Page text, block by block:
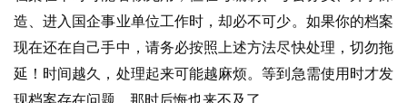
造、进入国企事业单位工作时，却必不可少。如果你的档案
现在还在自己手中，请务必按照上述方法尽快处理，切勿拖
延！时间越久，处理起来可能越麻烦。等到急需使用时才发
现档案存在问题，那时后悔也来不及了。